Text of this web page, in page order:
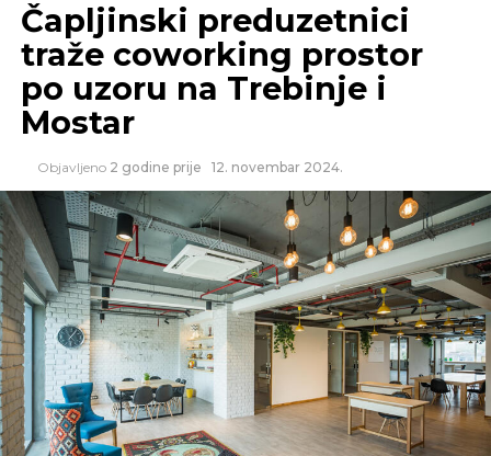
NE PROPUSTITE
Industrija protiv poreza na „šećer”
Čapljinski preduzetnici
traže coworking prostor
po uzoru na Trebinje i
Mostar
Objavljeno 2 godine prije 12. novembar 2024.